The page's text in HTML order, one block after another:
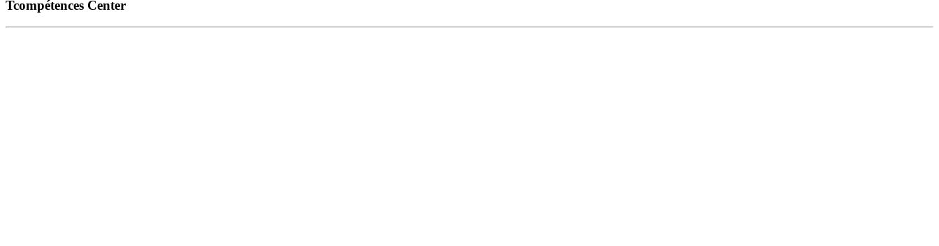
Tcompétences Center